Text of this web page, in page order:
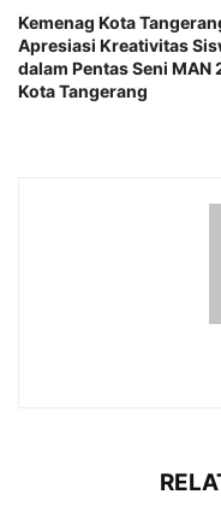
Kemenag Kota
Apresiasi Kreativitas
dalam Pentas Seni MAN
Kota Tangerang